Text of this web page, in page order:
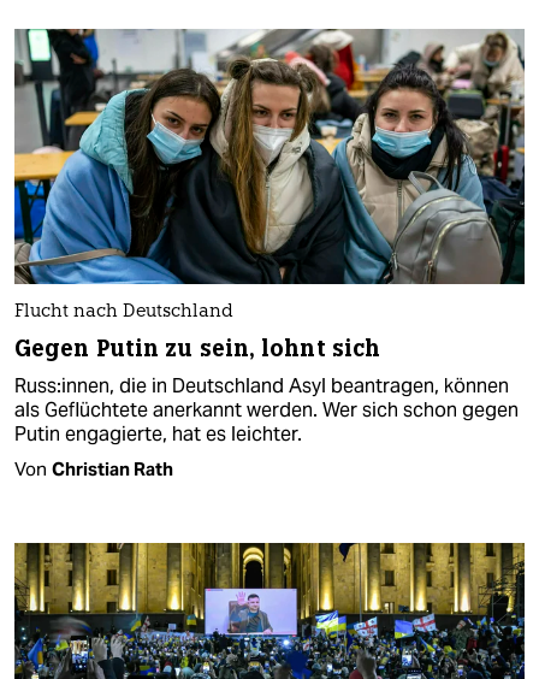
Flucht nach Deutschland
Gegen Putin zu sein, lohnt sich
Rus­s:in­nen, die in Deutschland Asyl beantragen, können
als Geflüchtete anerkannt werden. Wer sich schon gegen
Putin engagierte, hat es leichter.
Von Christian Rath